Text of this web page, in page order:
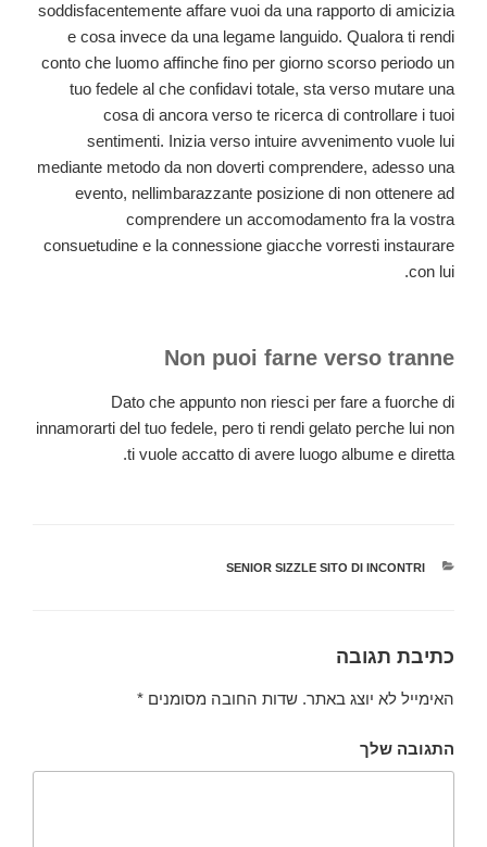
soddisfacentemente affare vuoi da una rapporto di amicizia
e cosa invece da una legame languido. Qualora ti rendi
conto che luomo affinche fino per giorno scorso periodo un
tuo fedele al che confidavi totale, sta verso mutare una
cosa di ancora verso te ricerca di controllare i tuoi
sentimenti. Inizia verso intuire avvenimento vuole lui
mediante metodo da non doverti comprendere, adesso una
evento, nellimbarazzante posizione di non ottenere ad
comprendere un accomodamento fra la vostra
consuetudine e la connessione giacche vorresti instaurare
con lui.
Non puoi farne verso tranne
Dato che appunto non riesci per fare a fuorche di
innamorarti del tuo fedele, pero ti rendi gelato perche lui non
ti vuole accatto di avere luogo albume e diretta.
קטגוריות
SENIOR SIZZLE SITO DI INCONTRI
כתיבת תגובה
האימייל לא יוצג באתר. שדות החובה מסומנים *
התגובה שלך